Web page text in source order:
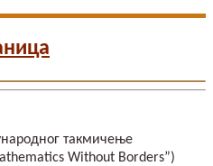
такмичење
Without Borders”)